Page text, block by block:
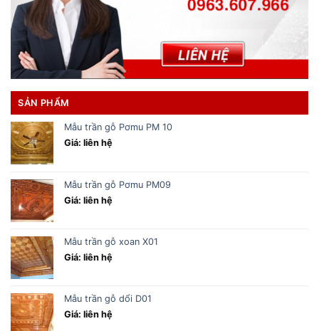
SẢN PHẨM
Mẫu trần gỗ Pơmu PM 10
Giá: liên hệ
Mẫu trần gỗ Pơmu PM09
Giá: liên hệ
Mẫu trần gỗ xoan X01
Giá: liên hệ
Mẫu trần gỗ dổi D01
Giá: liên hệ